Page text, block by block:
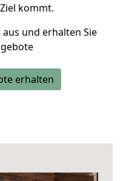
kommt.
und erhalten Sie
erhalten